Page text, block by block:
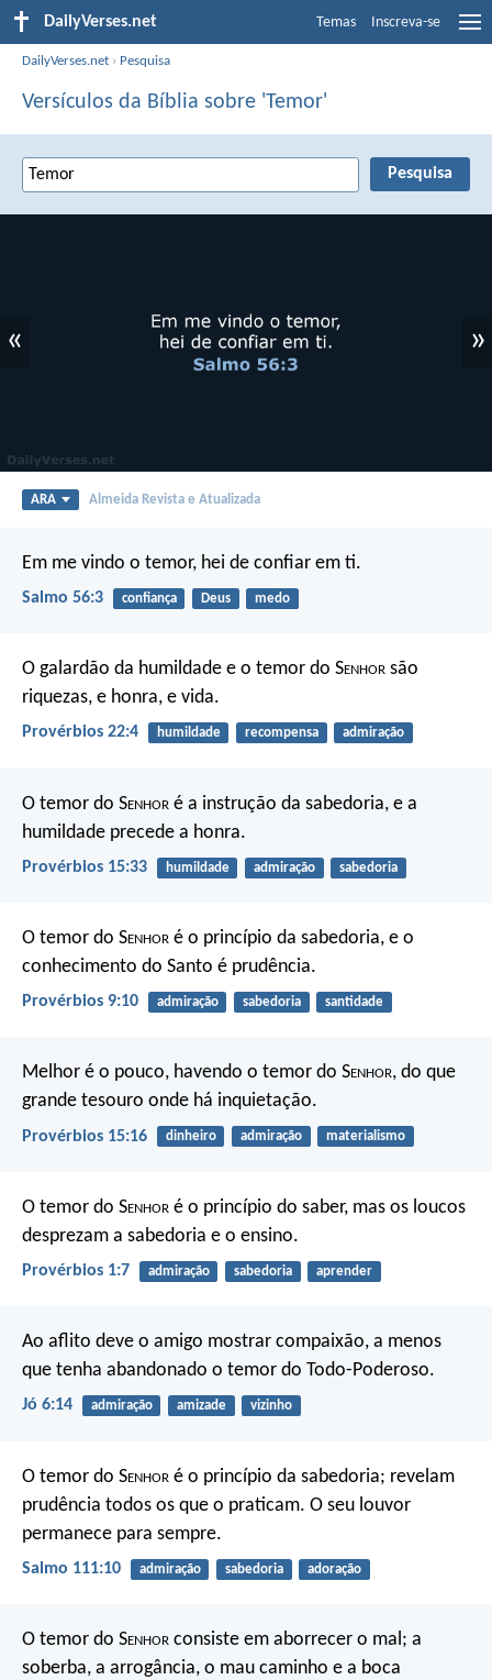
DailyVerses.net Temas Inscreva-se
DailyVerses.net › Pesquisa
Versículos da Bíblia sobre 'Temor'
« »
ARA Almeida Revista e Atualizada
Em me vindo o temor, hei de confiar em ti.
Salmo 56:3 confiança Deus medo
O galardão da humildade e o temor do Senhor são
riquezas, e honra, e vida.
Provérbios 22:4 humildade recompensa admiração
O temor do Senhor é a instrução da sabedoria, e a
humildade precede a honra.
Provérbios 15:33 humildade admiração sabedoria
O temor do Senhor é o princípio da sabedoria, e o
conhecimento do Santo é prudência.
Provérbios 9:10 admiração sabedoria santidade
Melhor é o pouco, havendo o temor do Senhor, do que
grande tesouro onde há inquietação.
Provérbios 15:16 dinheiro admiração materialismo
O temor do Senhor é o princípio do saber, mas os loucos
desprezam a sabedoria e o ensino.
Provérbios 1:7 admiração sabedoria aprender
Ao aflito deve o amigo mostrar compaixão, a menos
que tenha abandonado o temor do Todo-Poderoso.
Jó 6:14 admiração amizade vizinho
O temor do Senhor é o princípio da sabedoria; revelam
prudência todos os que o praticam. O seu louvor
permanece para sempre.
Salmo 111:10 admiração sabedoria adoração
O temor do Senhor consiste em aborrecer o mal; a
soberba, a arrogância, o mau caminho e a boca